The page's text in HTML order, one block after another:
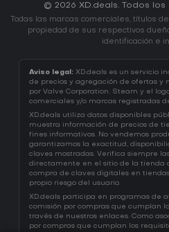
© 2026 XD.deals. Todos
Todas las marcas comerciales, títulos
propiedad de sus respectivos
identificación e
Aviso legal: XD.deals es un servicio
de precios y agregación de ofertas y
por Valve Corporation. Steam y el
comerciales y/o marcas registradas
XD.deals utiliza datos disponibles
muestra información de precios de
fines informativos. No vendemos
garantizamos la exactitud,
claves mostradas. Verifica siempre
directamente en el sitio de la tienda
compra de claves digitales en
propio riesgo del usuario.
XD.deals participa en programas de
comisión por compras que cumplan
través de nuestros enlaces. Como
por compras que cumplan los